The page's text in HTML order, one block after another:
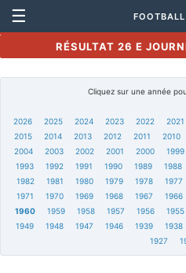
☰
RÉSULTAT 26 E
Cliquez sur une année
2026 2025 2024 2023 2022 2021
2015
2014 2013 2012 2011 2010
2004
2003 2002 2001 2000 1999
1993
1992 1991 1990 1989 1988
1982
1981 1980 1979 1978 1977
1971
1970 1969 1968 1967 1966
1960
1959 1958 1957 1956 1955
1949
1948 1947 1946 1939 1938
1927